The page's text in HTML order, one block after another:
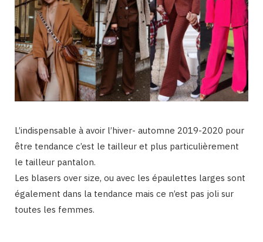
L’indispensable à avoir l’hiver- automne 2019-2020 pour
être tendance c’est le tailleur et plus particulièrement
le tailleur pantalon.
Les blasers over size, ou avec les épaulettes larges sont
également dans la tendance mais ce n’est pas joli sur
toutes les femmes.